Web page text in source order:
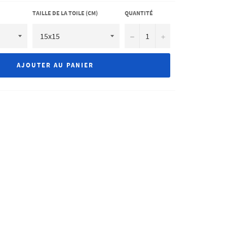
TAILLE DE LA TOILE (CM) QUANTITÉ
− +
AJOUTER AU PANIER